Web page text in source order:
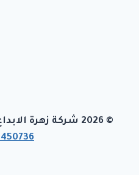
© 2026 شركة زهرة الابداع تصميم وبرمجة تيفاجو